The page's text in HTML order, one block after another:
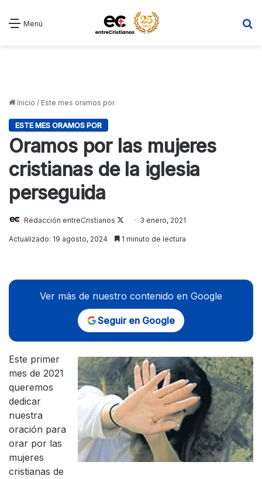
Menú
Inicio / Este mes oramos por
ESTE MES ORAMOS POR
Oramos por las mujeres
cristianas de la iglesia
perseguida
Redacción entreCristianos
Follow3 enero, 2021
Actualizado: 19 agosto, 2024 1 minuto de lectura
Ver más de nuestro contenido en Google
Seguir en Google
Este primer
mes de 2021
queremos
dedicar
nuestra
oración para
orar por las
mujeres
cristianas de